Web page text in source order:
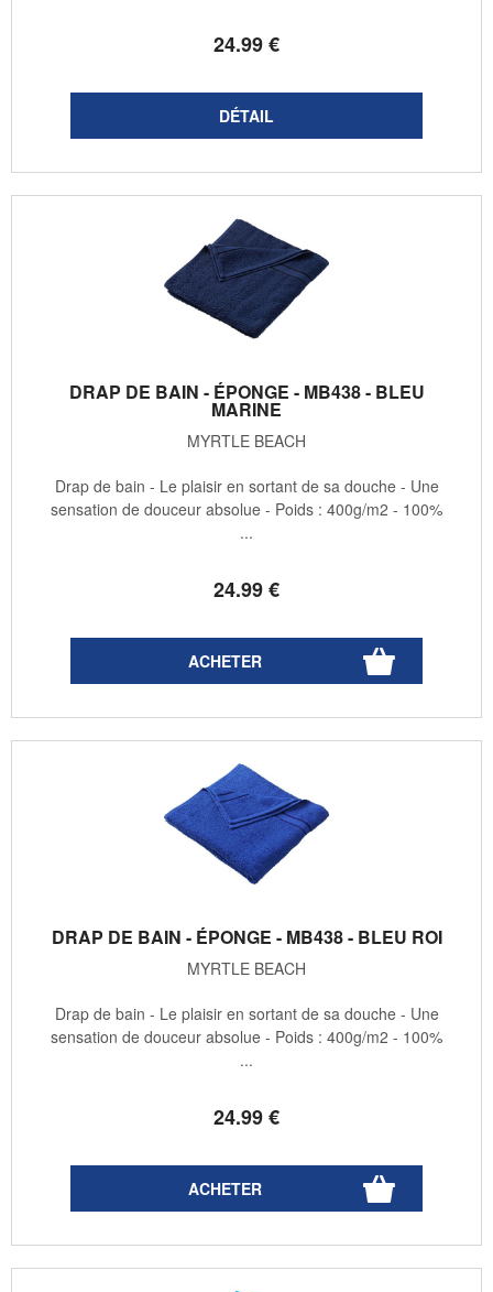
24.99€
DRAP DE BAIN - ÉPONGE - MB438 - BLEU
MARINE
MYRTLE BEACH
24.99€
Drap de bain - Le plaisir en sortant de sa douche - Une
sensation de douceur absolue - Poids : 400g/m2 - 100%
...
DRAP DE BAIN - ÉPONGE - MB438 - BLEU ROI
MYRTLE BEACH
24.99€
Drap de bain - Le plaisir en sortant de sa douche - Une
sensation de douceur absolue - Poids : 400g/m2 - 100%
...